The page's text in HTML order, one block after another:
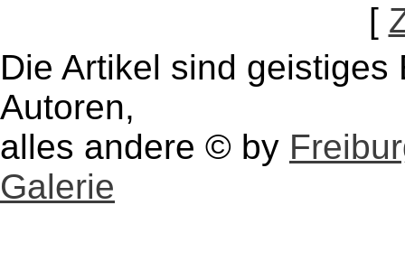
[
Die Artikel sind
Autoren,
alles andere © by
Galerie